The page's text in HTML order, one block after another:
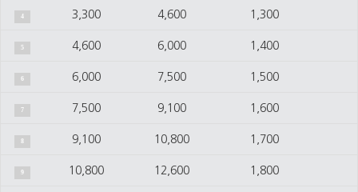
4 3,300 4,600 1,300
5 4,600 6,000 1,400
6 6,000 7,500 1,500
7 7,500 9,100 1,600
9,100 10,800 1,700
9 10,800 12,600 1,800